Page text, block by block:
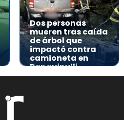
Dos personas
mueren tras caída
de árbol que
impactó contra
camioneta en
Panguipulli